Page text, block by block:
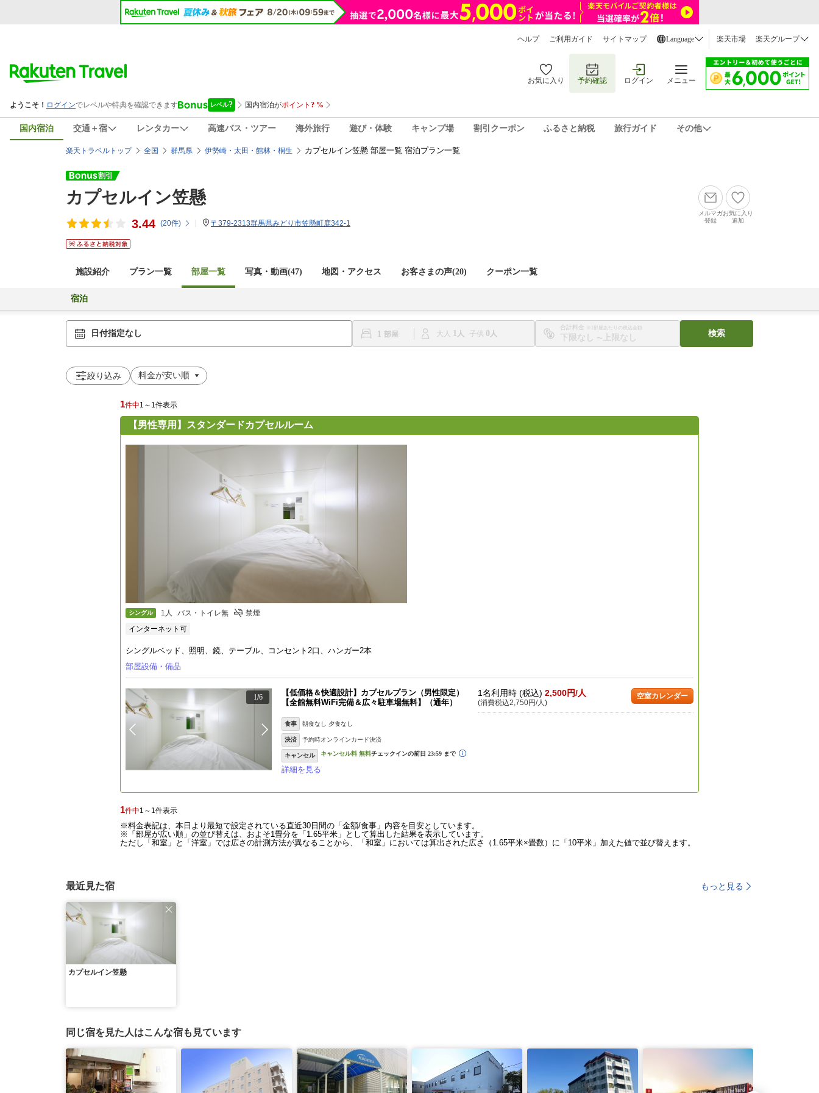
ヘルプ ご利用ガイド サイトマップ Language 楽天市場 楽天グループ
お気に入り 予約確認 ログイン メニュー
国内宿泊 交通＋宿 レンタカー 高速バス・ツアー 海外旅行 遊び・体験 キャンプ場 割引クーポン ふるさと納税 旅行ガイド その他
楽天トラベルトップ 全国 群馬県 伊勢崎・太田・館林・桐生 カプセルイン笠懸 部屋一覧 宿泊プラン一覧
カプセルイン笠懸
3.44 (20件) 〒379-2313群馬県みどり市笠懸町鹿342-1
メルマガ
登録
お気に入り
追加
施設紹介 プラン一覧 部屋一覧 写真・動画(47) 地図・アクセス お客さまの声(20) クーポン一覧
宿泊
日付指定なし 1 大人 1 子供 0
合計料金 ※1部屋あたりの税込金額
〜
検索
絞り込み
1件中1～1件表示
【男性専用】スタンダードカプセルルーム
シングル 1人 バス・トイレ無
禁煙
インターネット可
シングルベッド、照明、鏡、テーブル、コンセント2口、ハンガー2本
部屋設備・備品
1/6
【低価格＆快適設計】カプセルプラン（男性限定）
【全館無料WiFi完備＆広々駐車場無料】（通年）
食事 朝食なし 夕食なし
決済 予約時オンラインカード決済
キャンセル
詳細を見る
1名利用時 (税込) 2,500円/人
(消費税込2,750円/人)
空室カレンダー
1件中1～1件表示
※料金表記は、本日より最短で設定されている直近30日間の「金額/食事」内容を目安としています。
※「部屋が広い順」の並び替えは、およそ1畳分を「1.65平米」として算出した結果を表示しています。
ただし「和室」と「洋室」では広さの計測方法が異なることから、「和室」においては算出された広さ（1.65平米×畳数）に「10平米」加えた値で並び替えます。
最近見た宿 もっと見る
カプセルイン笠懸
同じ宿を見た人はこんな宿も見ています